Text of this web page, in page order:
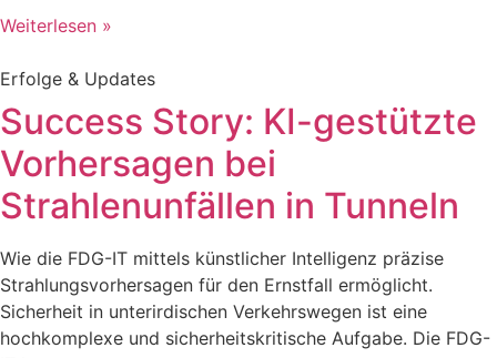
Weiterlesen »
Erfolge & Updates
Success Story: KI-gestützte
Vorhersagen bei
Strahlenunfällen in Tunneln
Wie die FDG-IT mittels künstlicher Intelligenz präzise
Strahlungsvorhersagen für den Ernstfall ermöglicht.
Sicherheit in unterirdischen Verkehrswegen ist eine
hochkomplexe und sicherheitskritische Aufgabe. Die FDG-